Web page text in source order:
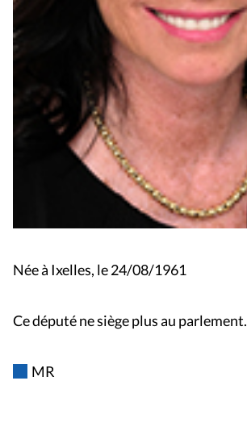
Née à Ixelles, le 24/08/1961
Ce député ne siège plus au parlement.
MR